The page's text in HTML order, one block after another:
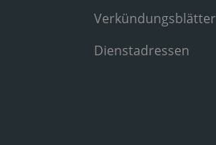
Verkündungsblätter
Dienstadressen